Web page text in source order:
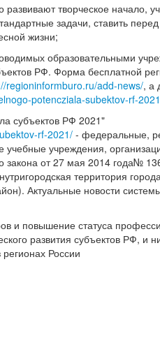
творческое начало,
задачи, ставить
жизни;
образовательными
РФ. Форма бесплатной
regioninformburo.ru/add-news/, а
potencziala-subektov-rf-
субъектов РФ 2021"
rf-2021/ - федеральные,
учреждения,
закона от 27 мая 2014 года№
территория
Актуальные новости
и повышение статуса
развития субъектов РФ, и
России